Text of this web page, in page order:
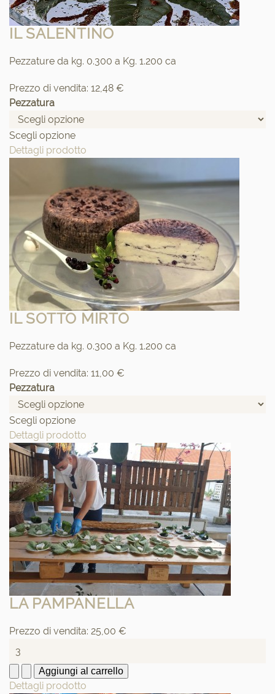
IL SALENTINO
Pezzature da kg. 0.300 a Kg. 1.200 ca
Prezzo di vendita: 12,48 €
Pezzatura
Scegli opzione
Dettagli prodotto
IL SOTTO MIRTO
Pezzature da kg. 0.300 a Kg. 1.200 ca
Prezzo di vendita: 11,00 €
Pezzatura
Scegli opzione
Dettagli prodotto
LA PAMPANELLA
Prezzo di vendita: 25,00 €
Dettagli prodotto